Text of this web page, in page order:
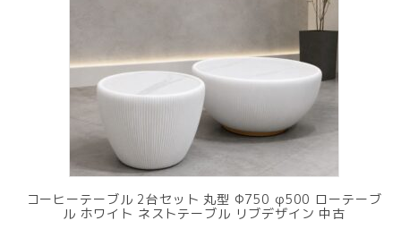
コーヒーテーブル 2台セット 丸型 Φ750 φ500 ローテーブ
ル ホワイト ネストテーブル リブデザイン 中古